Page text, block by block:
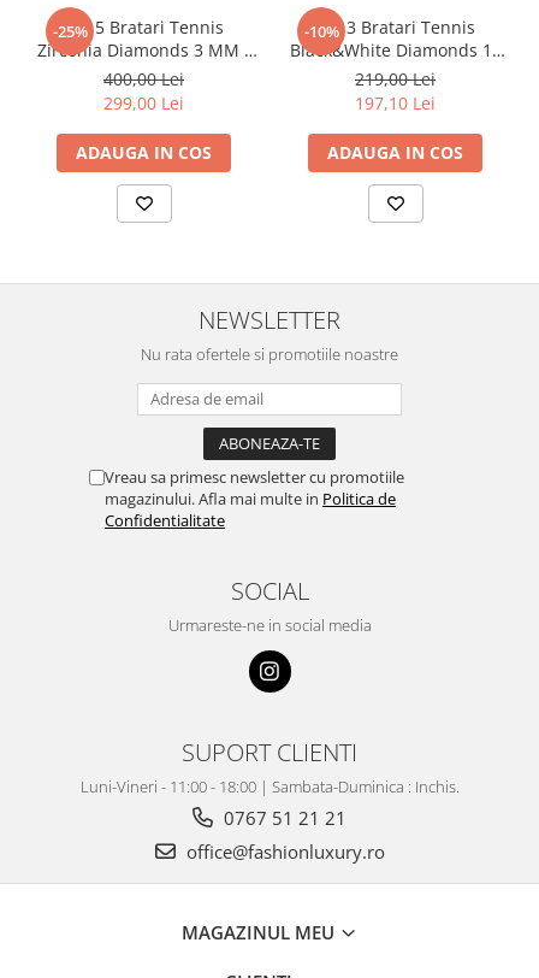
-25%
Set 5 Bratari Tennis
Zirconia Diamonds 3 MM /
19.5 CM
400,00 Lei
299,00 Lei
ADAUGA IN COS
-10%
Set 3 Bratari Tennis
Black&White Diamonds 19
CM
219,00 Lei
197,10 Lei
ADAUGA IN COS
NEWSLETTER
Nu rata ofertele si promotiile noastre
Vreau sa primesc newsletter cu promotiile
magazinului. Afla mai multe in Politica de
Confidentialitate
SOCIAL
Urmareste-ne in social media
SUPORT CLIENTI
Luni-Vineri - 11:00 - 18:00 | Sambata-Duminica : Inchis.
0767 51 21 21
office@fashionluxury.ro
MAGAZINUL MEU